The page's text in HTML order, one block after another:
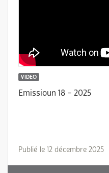
VIDEO
Emissioun 18 – 2025
Publié le 12 décembre 2025